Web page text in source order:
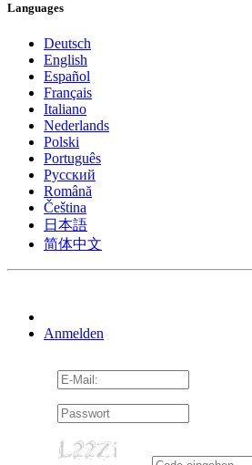
Languages
Deutsch
English
Español
Français
Italiano
Nederlands
Polski
Português
Pусский
Română
Čeština
日本語
简体中文
Anmelden